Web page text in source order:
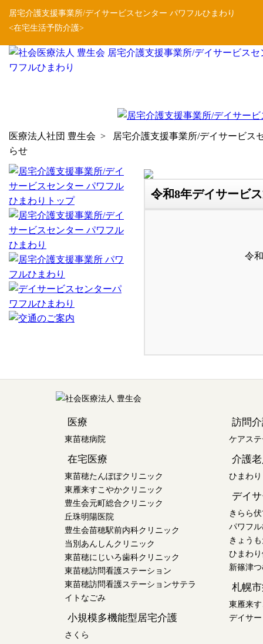
居宅介護支援事業所/デイサービスセンター パワフルひまわり
<在宅生活予防介護>
医療法人社団 豊生会 >
居宅介護支援事業所/デイサービス
らせ
令和8年デイサービ
令
医療
東苗穂病院
在宅医療
東苗穂たんぽぽクリニック
東雁来すこやかクリニック
豊生会元町総合クリニック
丘珠明陽医院
豊生会苗穂駅前内科クリニック
当別あんしんクリニック
東苗穂にじいろ歯科クリニック
東苗穂訪問看護ステーション
東苗穂訪問看護ステーションサテラ
イトなごみ
小規模多機能型居宅介護
さくら
訪問
ケアス
介護
ひまわり
デイ
きらら
パワフ
きょう
ひまわ
新篠津
札幌
東雁来
デイサ